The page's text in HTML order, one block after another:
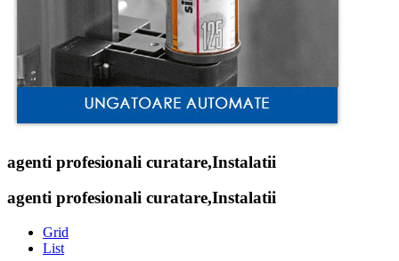
agenti profesionali curatare,Instalatii
agenti profesionali curatare,Instalatii
Grid
List